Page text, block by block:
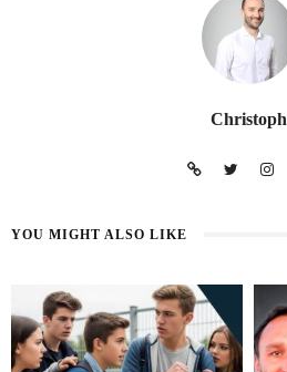
Christoph
YOU MIGHT ALSO LIKE